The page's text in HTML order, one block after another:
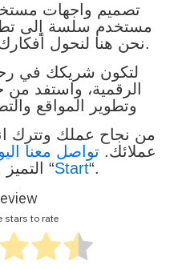
تصميم واجهات
مستخدم سلسة إلى
نحن هنا لنحول أفكارك إلى واقع ملموس.
الرقمية، واستفد من
وتطوير المواقع
من نجاح عملك وتترك
عملائك. تواصل معنا
التميز والإبداع مع “Start“.
stars to rate